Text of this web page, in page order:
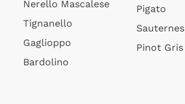
Nerello Mascalese
Tignanello
Gaglioppo
Bardolino
Pigato
Sauternes
Pinot Gris